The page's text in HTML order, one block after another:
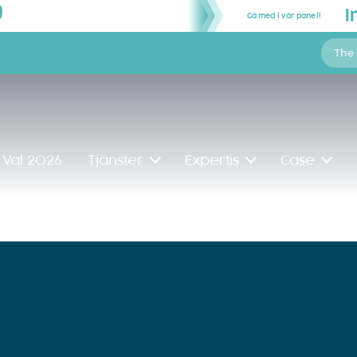
Gå med i vår panel!
The
Val 2026 Tjänster Expertis Case